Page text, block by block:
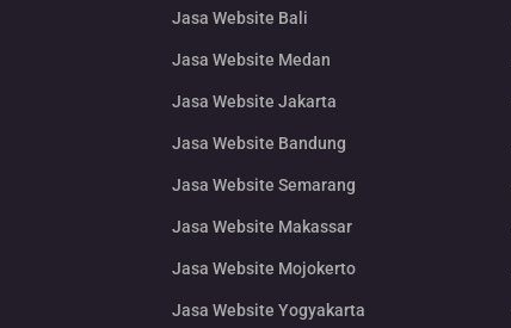
Jasa Website Bali
Jasa Website Medan
Jasa Website Jakarta
Jasa Website Bandung
Jasa Website Semarang
Jasa Website Makassar
Jasa Website Mojokerto
Jasa Website Yogyakarta